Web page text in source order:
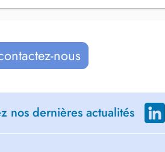
nous
nos dernières actualités